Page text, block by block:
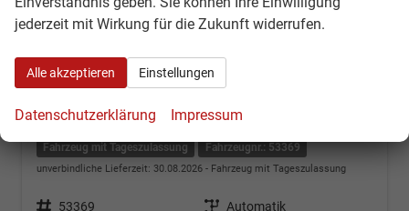
Cupra Terramar
1,5 eTSI DSG - LAGER
Fahrzeug mit Tageszulassung Fahrzeugnr.: 53369
unverbindliche Lieferzeit: 30.08.2026 Fahrzeug mit Tageszulassung
Fahrzeugnr. 53369 Getriebe Automatik
jederzeit mit Wirkung für die Zukunft widerrufen.
Alle akzeptieren Einstellungen
Datenschutzerklärung Impressum